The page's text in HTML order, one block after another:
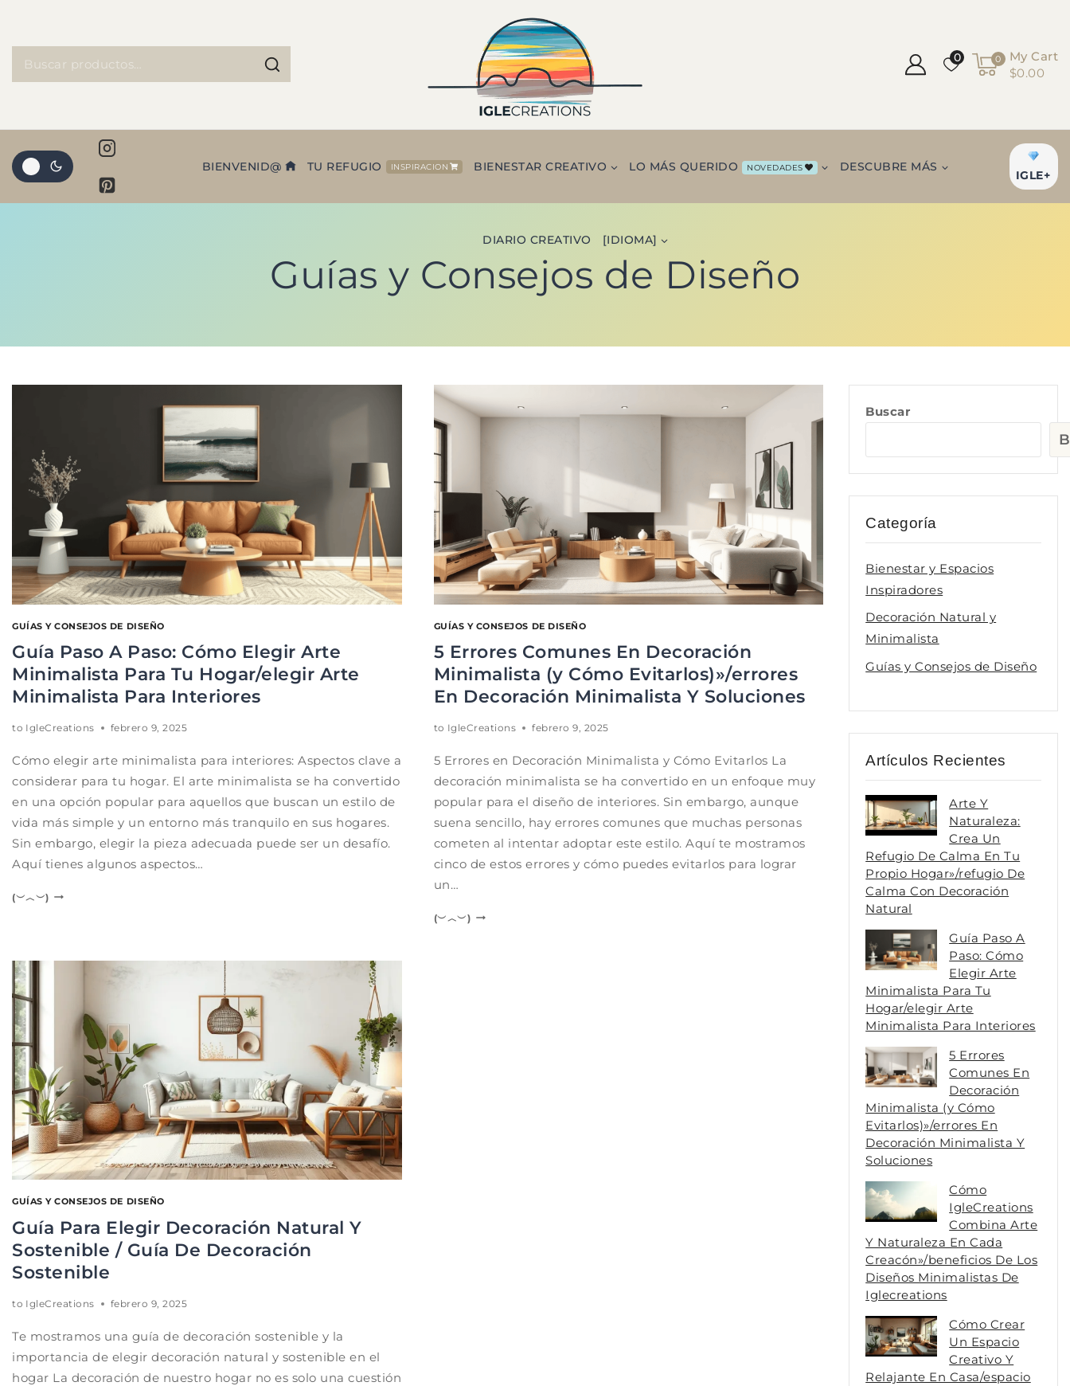
0 0
My Cart
$0.00
BIENVENID@ TU REFUGIO INSPIRACION BIENESTAR CREATIVO LO MÁS QUERIDO NOVEDADES DESCUBRE MÁS
DIARIO CREATIVO [IDIOMA]
IGLE+
Guías y Consejos de Diseño
GUÍAS Y CONSEJOS DE DISEÑO
Guía Paso A Paso: Cómo Elegir Arte
Minimalista Para Tu Hogar/elegir Arte
Minimalista Para Interiores
to IgleCreations febrero 9, 2025
Cómo elegir arte minimalista para interiores: Aspectos clave a
considerar para tu hogar. El arte minimalista se ha convertido
en una opción popular para aquellos que buscan un estilo de
vida más simple y un entorno más tranquilo en sus hogares.
Sin embargo, elegir la pieza adecuada puede ser un desafío.
Aquí tienes algunos aspectos…
(︶︿︶)
GUÍAS Y CONSEJOS DE DISEÑO
5 Errores Comunes En Decoración
Minimalista (y Cómo Evitarlos)»/errores
En Decoración Minimalista Y Soluciones
to IgleCreations febrero 9, 2025
5 Errores en Decoración Minimalista y Cómo Evitarlos La
decoración minimalista se ha convertido en un enfoque muy
popular para el diseño de interiores. Sin embargo, aunque
suena sencillo, hay errores comunes que muchas personas
cometen al intentar adoptar este estilo. Aquí te mostramos
cinco de estos errores y cómo puedes evitarlos para lograr
un…
(︶︿︶)
GUÍAS Y CONSEJOS DE DISEÑO
Guía Para Elegir Decoración Natural Y
Sostenible / Guía De Decoración
Sostenible
to IgleCreations febrero 9, 2025
Te mostramos una guía de decoración sostenible y la
importancia de elegir decoración natural y sostenible en el
hogar La decoración de nuestro hogar no es solo una cuestión
Buscar
Categoría
Bienestar y Espacios
Inspiradores
Decoración Natural y
Minimalista
Guías y Consejos de Diseño
Artículos Recientes
Arte Y
Naturaleza:
Crea Un
Refugio De Calma En Tu
Propio Hogar»/refugio De
Calma Con Decoración
Natural
Guía Paso A
Paso: Cómo
Elegir Arte
Minimalista Para Tu
Hogar/elegir Arte
Minimalista Para Interiores
5 Errores
Comunes En
Decoración
Minimalista (y Cómo
Evitarlos)»/errores En
Decoración Minimalista Y
Soluciones
Cómo
IgleCreations
Combina Arte
Y Naturaleza En Cada
Creacón»/beneficios De Los
Diseños Minimalistas De
Iglecreations
Cómo Crear
Un Espacio
Creativo Y
Relajante En Casa/espacio